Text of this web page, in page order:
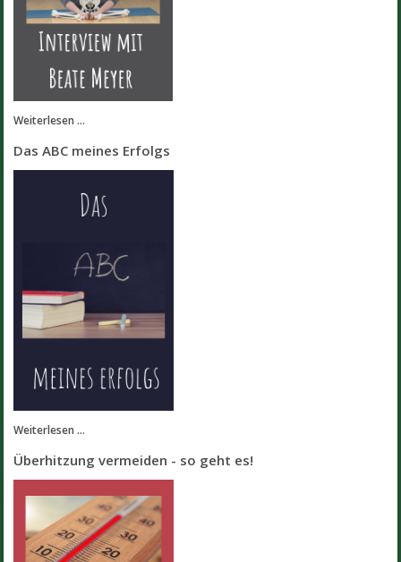
Weiterlesen ...
Das ABC meines Erfolgs
Weiterlesen ...
Überhitzung vermeiden - so geht es!